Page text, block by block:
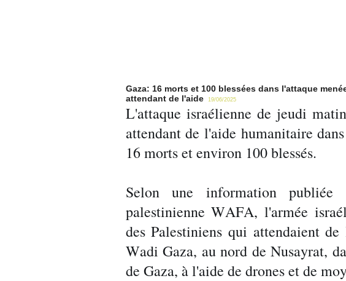
Gaza: 16 morts et 100 blessées dans l'attaque
attendant de l'aide
19/06/2025
L'attaque israélienne de jeudi
attendant de l'aide humanitaire
16 morts et environ 100 blessés.
Selon une information publiée
palestinienne WAFA, l'armée
des Palestiniens qui attendaient
Wadi Gaza, au nord de Nusayrat,
de Gaza, à l'aide de drones et de